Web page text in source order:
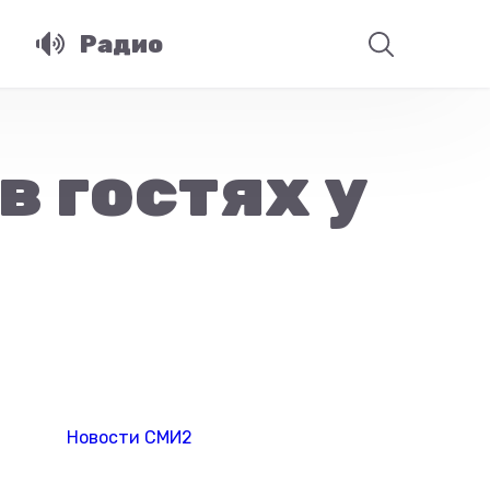
Радио
гостях у
Новости СМИ2